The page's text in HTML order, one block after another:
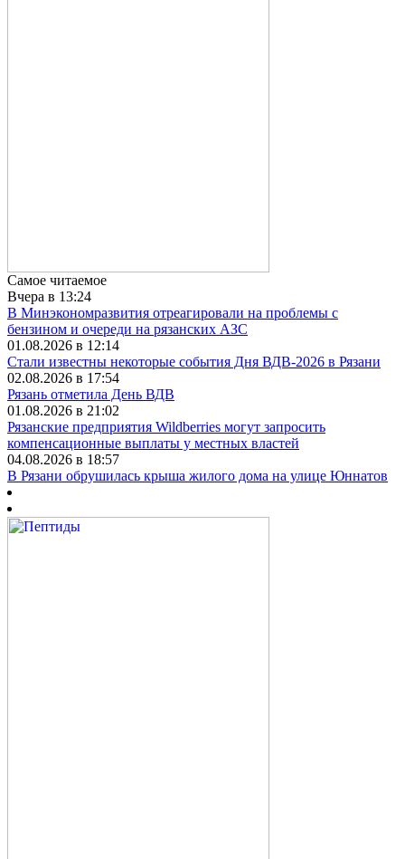
Самое читаемое
Вчера в 13:24
В Минэкономразвития отреагировали на проблемы с
бензином и очереди на рязанских АЗС
01.08.2026 в 12:14
Стали известны некоторые события Дня ВДВ-2026 в Рязани
02.08.2026 в 17:54
Рязань отметила День ВДВ
01.08.2026 в 21:02
Рязанские предприятия Wildberries могут запросить
компенсационные выплаты у местных властей
04.08.2026 в 18:57
В Рязани обрушилась крыша жилого дома на улице Юннатов